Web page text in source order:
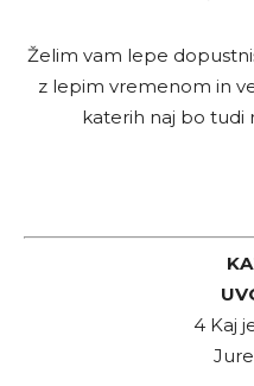
Želim vam lepe
z lepim vremenom in
katerih naj bo tudi
4 Kaj